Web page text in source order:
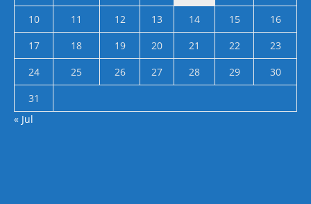
10
11 12 13 14 15
16
17
18 19 20 21 22
23
24
25 26 27 28 29
30
31
« Jul